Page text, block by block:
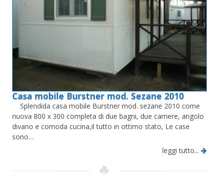
Casa mobile Burstner mod. Sezane 2010
Splendida casa mobile Burstner mod. sezane 2010 come
nuova 800 x 300 completa di due bagni, due camere, angolo
divano e comoda cucina,il tutto in ottimo stato, Le case
sono…
leggi tutto...